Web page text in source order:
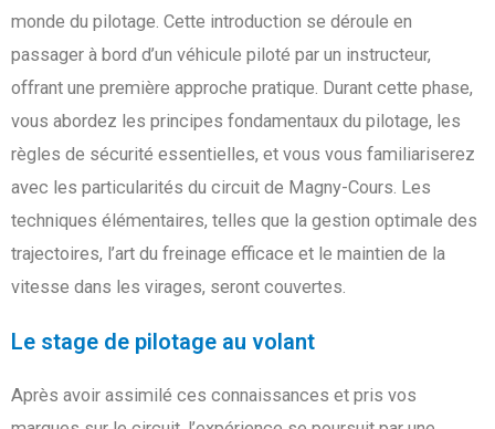
monde du pilotage. Cette introduction se déroule en
passager à bord d’un véhicule piloté par un instructeur,
offrant une première approche pratique. Durant cette phase,
vous abordez les principes fondamentaux du pilotage, les
règles de sécurité essentielles, et vous vous familiariserez
avec les particularités du circuit de Magny-Cours. Les
techniques élémentaires, telles que la gestion optimale des
trajectoires, l’art du freinage efficace et le maintien de la
vitesse dans les virages, seront couvertes.
Le stage de pilotage au volant
Après avoir assimilé ces connaissances et pris vos